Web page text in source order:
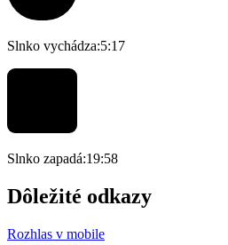
Slnko vychádza:5:17
Slnko zapadá:19:58
Dôležité odkazy
Rozhlas v mobile